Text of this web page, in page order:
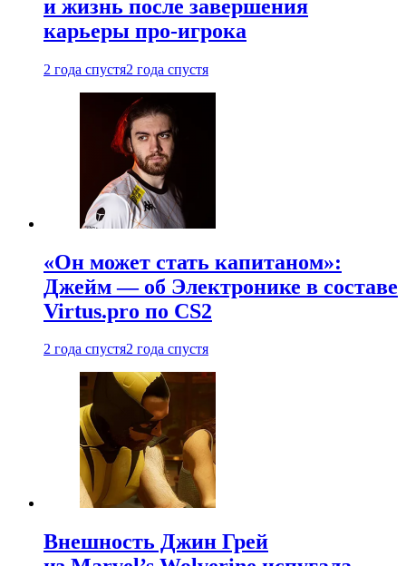
и жизнь после завершения
карьеры про-игрока
2 года спустя2 года спустя
«Он может стать капитаном»:
Джейм — об Электронике в составе
Virtus.pro по CS2
2 года спустя2 года спустя
Внешность Джин Грей